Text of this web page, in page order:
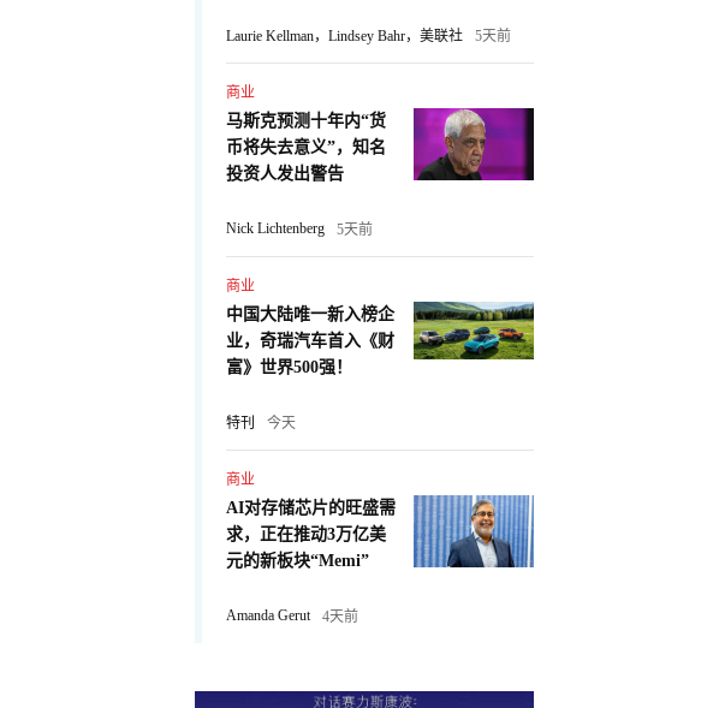
Laurie Kellman，Lindsey Bahr，美联社 5天前
商业
马斯克预测十年内“货
币将失去意义”，知名
投资人发出警告
Nick Lichtenberg 5天前
商业
中国大陆唯一新入榜企
业，奇瑞汽车首入《财
富》世界500强！
特刊 今天
商业
AI对存储芯片的旺盛需
求，正在推动3万亿美
元的新板块“Memi”
Amanda Gerut 4天前